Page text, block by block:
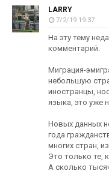
LARRY
7/2/19 19:37
На эту тему
комментарий.
Миграция-
небольшую
иностранцы,
языка, это уже
Новых данных
года
многих стран,
Это только те,
А сколько